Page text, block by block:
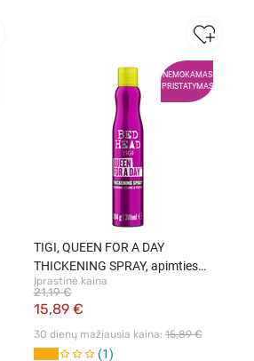
NEMOKAMAS
PRISTATYMAS
TIGI, QUEEN FOR A DAY
THICKENING SPRAY, apimties
suteikiantis purškiklis, 311 ml
Įprastinė kaina
15,89 €
21,19 €
30 dienų mažiausia kaina: 15,89 €
1